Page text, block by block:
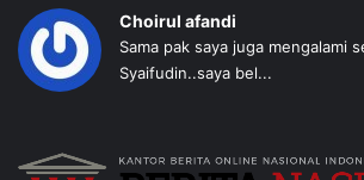
Choirul afandi
Sama pak saya juga mengalami
Syaifudin..saya bel...